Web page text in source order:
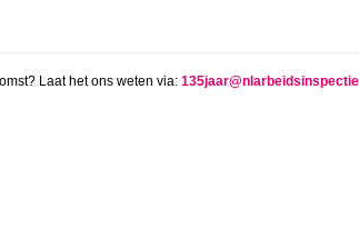
Laat het ons weten via: